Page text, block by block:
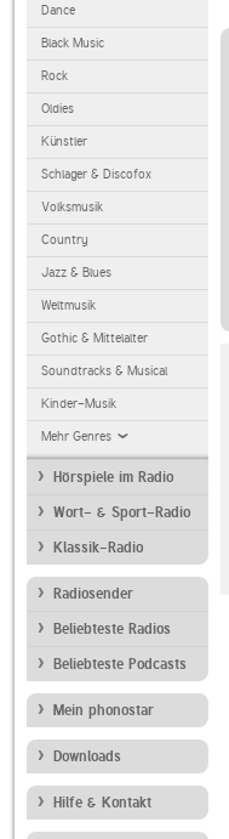
Dance
Black Music
Rock
Oldies
Künstler
Schlager & Discofox
Volksmusik
Country
Jazz & Blues
Weltmusik
Gothic & Mittelalter
Soundtracks & Musical
Kinder-Musik
Mehr Genres
Hörspiele im Radio
Wort- & Sport-Radio
Klassik-Radio
Radiosender
Beliebteste Radios
Beliebteste Podcasts
Mein phonostar
Downloads
Hilfe & Kontakt
HITRADIO OHR